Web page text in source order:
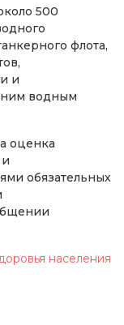
500
флота,
и
водным
оценка
обязательных
населения